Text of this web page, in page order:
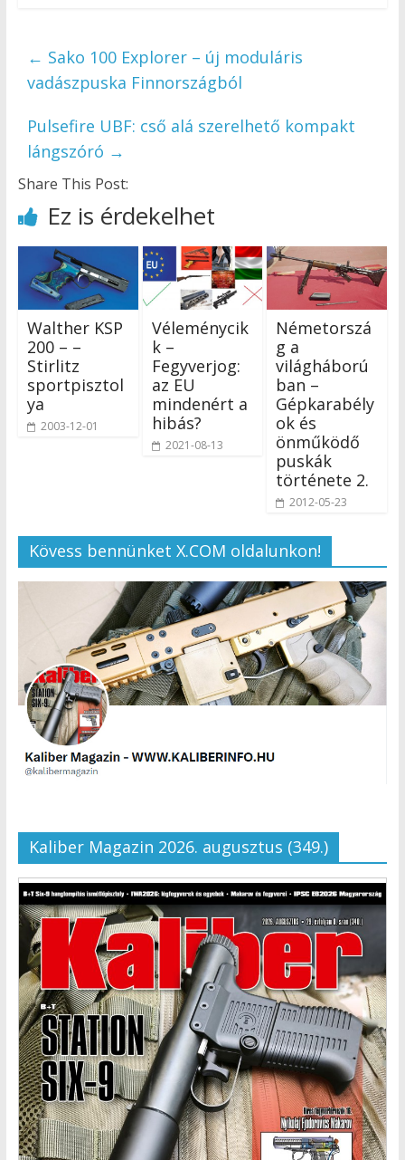
← Sako 100 Explorer – új moduláris
vadászpuska Finnországból
Pulsefire UBF: cső alá szerelhető kompakt
lángszóró →
Share This Post:
Ez is érdekelhet
Walther KSP
200 – –
Stirlitz
sportpisztol
ya
2003-12-01
Véleménycik
k –
Fegyverjog:
az EU
mindenért a
hibás?
2021-08-13
Németorszá
g a
világháború
ban –
Gépkarabély
ok és
önműködő
puskák
története 2.
2012-05-23
Kövess bennünket X.COM oldalunkon!
Kaliber Magazin 2026. augusztus (349.)